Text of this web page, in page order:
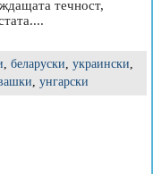
течност,
, беларуски, украински,
, унгарски